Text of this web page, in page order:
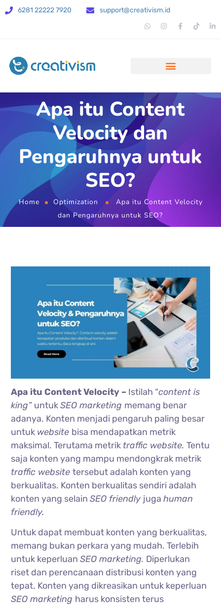
6281 22222 7920 support@creativism.id
Apa itu Content
Velocity dan
Pengaruhnya untuk
SEO?
Home Optimization
Apa itu Content Velocity
dan Pengaruhnya untuk SEO?
Apa itu Content Velocity – Istilah “content is
king” untukSEO marketing memang benar
adanya. Konten menjadi pengaruh paling besar
untuk website bisa mendapatkan metrik
maksimal. Terutama metrik traffic website.Tentu
saja konten yang mampu mendongkrak metrik
traffic websitetersebut adalah konten yang
berkualitas. Konten berkualitas sendiri adalah
konten yang selainSEO friendly jugahuman
friendly.
Untuk dapat membuat konten yang berkualitas,
memang bukan perkara yang mudah. Terlebih
untuk keperluanSEO marketing. Diperlukan
riset dan perencanaan distribusi konten yang
tepat. Konten yang dikreasikan untuk keperluan
SEO marketing harus konsisten terus